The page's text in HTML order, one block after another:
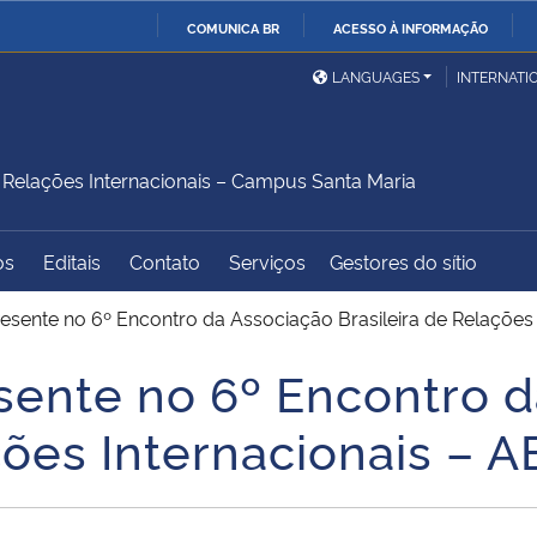
COMUNICA BR ACESSO À INFORMAÇÃO
Ministério da Defesa
Ministério das Relações
Exteriores
Ministério do
Desenvolvimento Regional
Controladoria-Geral da
União
Advocacia-Geral da União Banco Central do Brasil
LANGUAGES
Internacionais – Campus Santa Maria
Editais Contato Serviços Gestores do sítio
no 6º Encontro da Associação Brasileira de
no 6º Encontro
Internacionais –